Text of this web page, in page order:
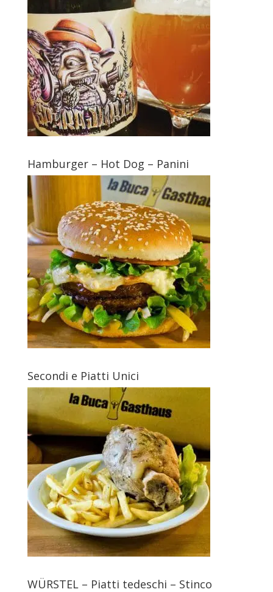
Hamburger – Hot Dog – Panini
Secondi e Piatti Unici
WÜRSTEL – Piatti tedeschi – Stinco